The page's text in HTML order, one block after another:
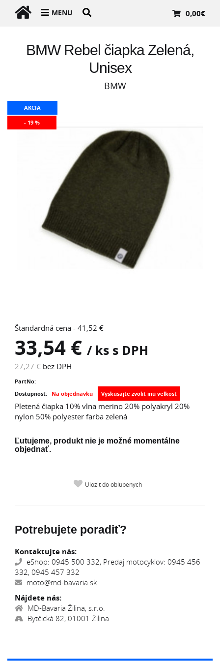
MENU 0,00€
BMW Rebel čiapka Zelená,
Unisex
BMW
AKCIA
- 19 %
Štandardná cena - 41,52 €
33,54 € / ks s DPH
27,27 € bez DPH
PartNo:
Dostupnosť:
Na objednávku
Pletená čiapka 10% vlna merino 20% polyakryl 20%
nylon 50% polyester farba zelená
Ľutujeme, produkt nie je možné momentálne
objednať.
Uložiť do obľúbených
Potrebujete poradiť?
Kontaktujte nás:
eShop: 0945 500 332, Predaj motocyklov: 0945 456
332, 0945 457 332
moto@md-bavaria.sk
Nájdete nás:
MD-Bavaria Žilina, s.r.o.
Bytčická 82, 01001 Žilina